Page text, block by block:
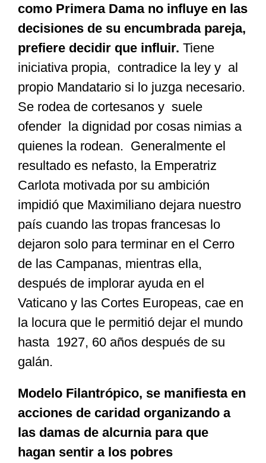
como Primera Dama no influye en las
decisiones de su encumbrada pareja,
prefiere decidir que influir. Tiene
iniciativa propia, contradice la ley y al
propio Mandatario si lo juzga necesario.
Se rodea de cortesanos y suele
ofender la dignidad por cosas nimias a
quienes la rodean. Generalmente el
resultado es nefasto, la Emperatriz
Carlota motivada por su ambición
impidió que Maximiliano dejara nuestro
país cuando las tropas francesas lo
dejaron solo para terminar en el Cerro
de las Campanas, mientras ella,
después de implorar ayuda en el
Vaticano y las Cortes Europeas, cae en
la locura que le permitió dejar el mundo
hasta 1927, 60 años después de su
galán.
Modelo Filantrópico, se manifiesta en
acciones de caridad organizando a
las damas de alcurnia para que
hagan sentir a los pobres